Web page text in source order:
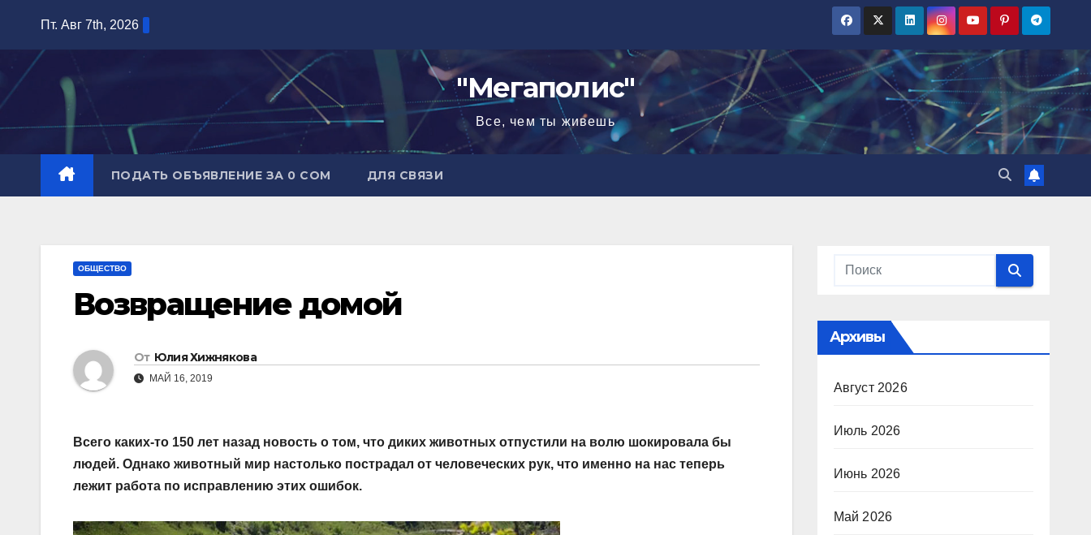
содержимому
Пт. Авг 7th, 2026
"Мегаполис"
Все, чем ты живешь
ПОДАТЬ ОБЪЯВЛЕНИЕ ЗА 0 СОМ ДЛЯ СВЯЗИ
ОБЩЕСТВО
Возвращение домой
От Юлия Хижнякова
МАЙ 16, 2019
Всего каких-то 150 лет назад новость о том, что диких животных отпустили на волю шокировала бы
людей. Однако животный мир настолько пострадал от человеческих рук, что именно на нас теперь
лежит работа по исправлению этих ошибок.
Архивы
Август 2026
Июль 2026
Июнь 2026
Май 2026